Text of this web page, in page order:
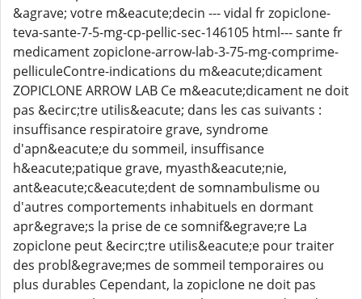
&agrave; votre m&eacute;decin --- vidal fr zopiclone-
teva-sante-7-5-mg-cp-pellic-sec-146105 html--- sante fr
medicament zopiclone-arrow-lab-3-75-mg-comprime-
pelliculeContre-indications du m&eacute;dicament
ZOPICLONE ARROW LAB Ce m&eacute;dicament ne doit
pas &ecirc;tre utilis&eacute; dans les cas suivants :
insuffisance respiratoire grave, syndrome
d'apn&eacute;e du sommeil, insuffisance
h&eacute;patique grave, myasth&eacute;nie,
ant&eacute;c&eacute;dent de somnambulisme ou
d'autres comportements inhabituels en dormant
apr&egrave;s la prise de ce somnif&egrave;re La
zopiclone peut &ecirc;tre utilis&eacute;e pour traiter
des probl&egrave;mes de sommeil temporaires ou
plus durables Cependant, la zopiclone ne doit pas